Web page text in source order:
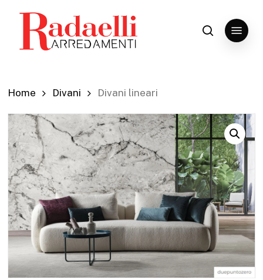
content
search
Menu
Home Divani Divani lineari
Close